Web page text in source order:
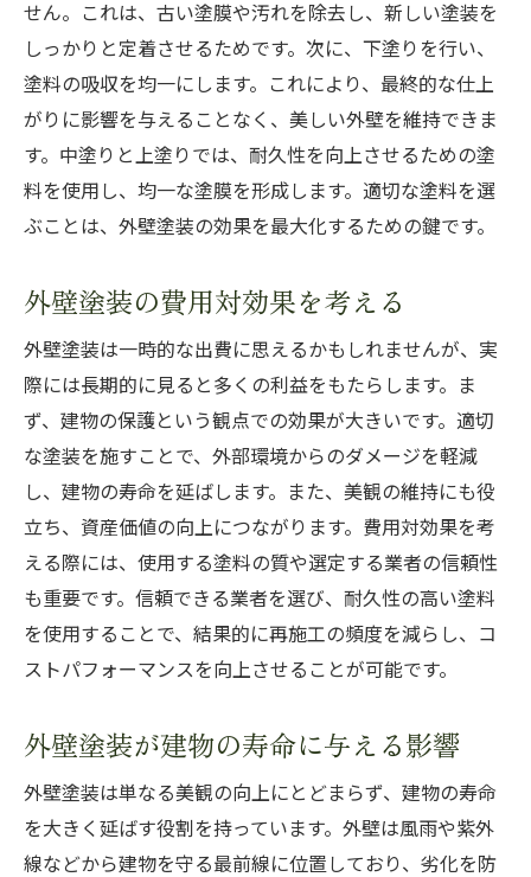
ひび割れ防止に役立つ専門家のアドバイス
定期的な外壁洗浄が塗装の寿命を延ばす理由
外壁洗浄が塗装に与えるポジティブな影響
正しい洗浄方法と注意点を学ぶ
洗浄頻度の目安とその理由
洗浄のタイミングを見極めるポイント
専門業者に依頼する際の選び方と注意点
外壁塗装の効果を最大化するためのトラブル早
期発見法
トラブルを未然に防ぐための観察力を養う
外壁トラブルが発生した際の初動対応
住まいの安全を守るための定期モニタリン
グ
トラブル発見後の迅速な対応策
トラブルを防ぐための予防メンテナンス
アガイド
総合的なケアが外壁美を保つ理由
日常的にできるケアとその効果
ケア計画を立てるためのステップ
せん。これは、古い塗膜や汚れを除去し、新しい塗装を
しっかりと定着させるためです。次に、下塗りを行い、
塗料の吸収を均一にします。これにより、最終的な仕上
がりに影響を与えることなく、美しい外壁を維持できま
す。中塗りと上塗りでは、耐久性を向上させるための塗
料を使用し、均一な塗膜を形成します。適切な塗料を選
ぶことは、外壁塗装の効果を最大化するための鍵です。
外壁塗装の費用対効果を考える
外壁塗装は一時的な出費に思えるかもしれませんが、実
際には長期的に見ると多くの利益をもたらします。ま
ず、建物の保護という観点での効果が大きいです。適切
な塗装を施すことで、外部環境からのダメージを軽減
し、建物の寿命を延ばします。また、美観の維持にも役
立ち、資産価値の向上につながります。費用対効果を考
える際には、使用する塗料の質や選定する業者の信頼性
も重要です。信頼できる業者を選び、耐久性の高い塗料
を使用することで、結果的に再施工の頻度を減らし、コ
ストパフォーマンスを向上させることが可能です。
外壁塗装が建物の寿命に与える影響
外壁塗装は単なる美観の向上にとどまらず、建物の寿命
を大きく延ばす役割を持っています。外壁は風雨や紫外
線などから建物を守る最前線に位置しており、劣化を防